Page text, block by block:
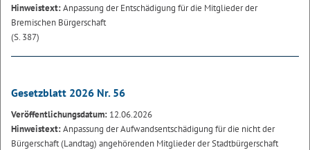
Hinweistext:Anpassung der Entschädigung für die Mitglieder der
Bremischen Bürgerschaft
(S. 387)
Gesetzblatt 2026 Nr. 56
Veröffentlichungsdatum: 12.06.2026
Hinweistext:Anpassung der Aufwandsentschädigung für die nicht der
Bürgerschaft (Landtag) angehörenden Mitglieder der Stadtbürgerschaft